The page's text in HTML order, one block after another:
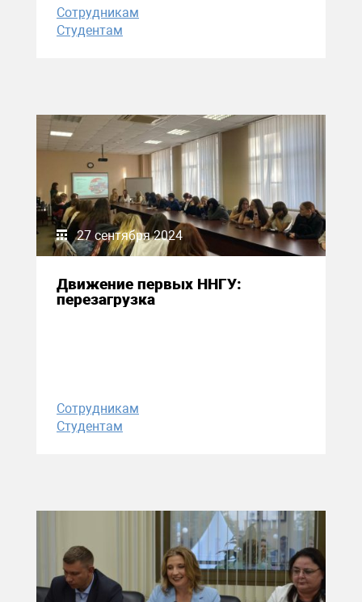
Сотрудникам
Студентам
27 сентября 2024
Движение первых ННГУ:
перезагрузка
Сотрудникам
Студентам